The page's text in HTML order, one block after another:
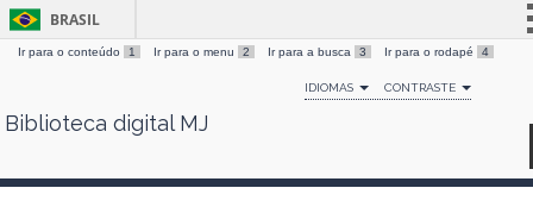
Skip
BRASIL
Simplifique!
Comunica BR
Ir para o conteúdo 1 Ir para o menu 2 Ir para a busca 3 Ir para o rodapé 4
IDIOMAS CONTRASTE
Biblioteca digital MJ